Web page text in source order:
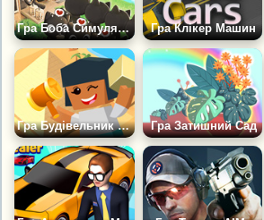
Гра Боба Симулятор Гра Клікер Машин
Гра Будівельник Знакових Об'єктів Гра Затишний Сад